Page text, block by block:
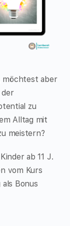
möchtest aber
der
zu
Alltag mit
meistern?
ab 11 J.
vom Kurs
Bonus